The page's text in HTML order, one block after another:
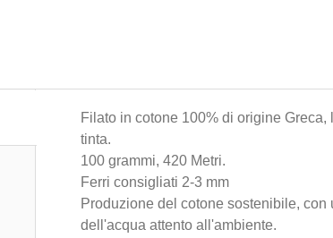
Filato in cotone 100% di origine
tinta.
100 grammi, 420 Metri.
Ferri consigliati 2-3 mm
Produzione del cotone sostenibile,
dell'acqua attento all'ambiente.